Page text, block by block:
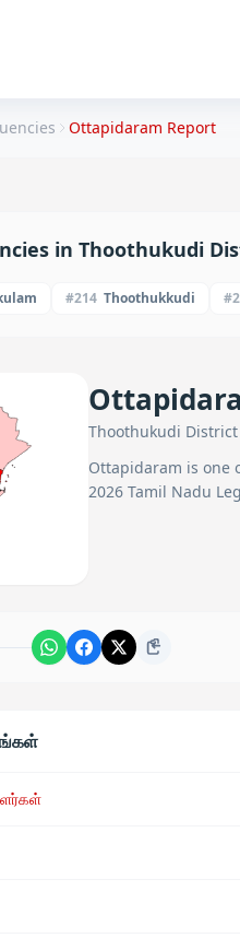
Ottapidaram Report
in Thoothukudi
#214 Thoothukkudi #
Thoothukudi District
Ottapidaram is one
2026 Tamil Nadu